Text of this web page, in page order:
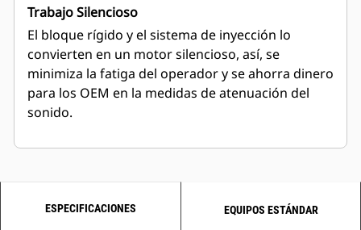
Trabajo Silencioso
El bloque rígido y el sistema de inyección lo
convierten en un motor silencioso, así, se
minimiza la fatiga del operador y se ahorra dinero
para los OEM en la medidas de atenuación del
sonido.
ESPECIFICACIONES EQUIPOS ESTÁNDAR